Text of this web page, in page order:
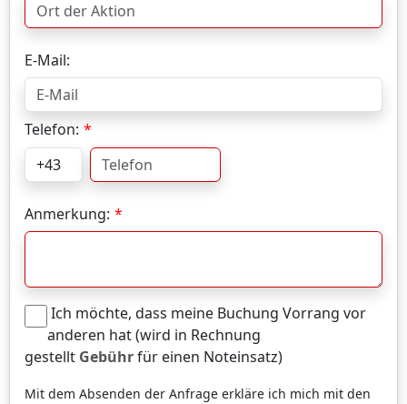
E-Mail:
Telefon:
Anmerkung:
Ich möchte, dass meine Buchung Vorrang vor
anderen hat (wird in Rechnung
gestellt Gebührfür einen Noteinsatz)
Mit dem Absenden der Anfrage erkläre ich mich mit den